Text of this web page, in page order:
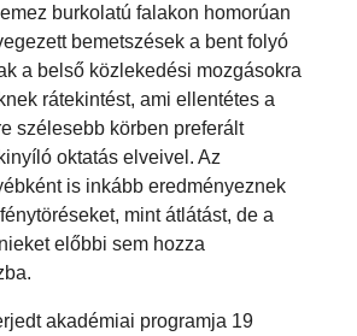
burkolatú falakon homorúan
bemetszések a bent folyó
a belső közlekedési mozgásokra
rátekintést, ami ellentétes a
szélesebb körben preferált
oktatás elveivel. Az
is inkább eredményeznek
mint átlátást, de a
előbbi sem hozza
akadémiai programja 19